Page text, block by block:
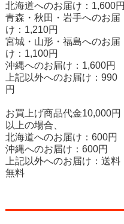
北海道へのお届け：1,600円
青森・秋田・岩手へのお届
け：1,210円
宮城・山形・福島へのお届
け：1,100円
沖縄へのお届け：1,600円
上記以外へのお届け：990
円
お買上げ商品代金10,000円
以上の場合、
北海道へのお届け：600円
沖縄へのお届け：600円
上記以外へのお届け：送料
無料